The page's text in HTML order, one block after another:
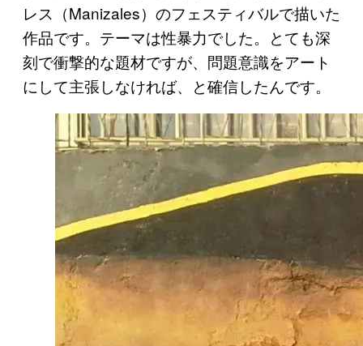
レス（Manizales）のフェスティバルで描いた
作品です。テーマは性暴力でした。とても深
刻で衝撃的な題材ですが、問題意識をアート
にして主張しなければ、と確信したんです。